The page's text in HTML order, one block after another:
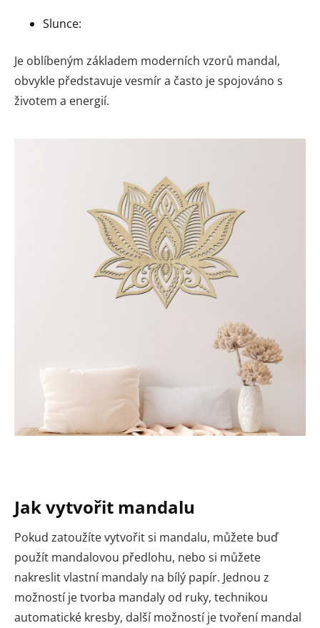
Slunce:
Je oblíbeným základem moderních vzorů mandal,
obvykle představuje vesmír a často je spojováno s
životem a energií.
Jak vytvořit mandalu
Pokud zatoužíte vytvořit si mandalu, můžete buď
použít mandalovou předlohu, nebo si můžete
nakreslit vlastní mandaly na bílý papír. Jednou z
možností je tvorba mandaly od ruky, technikou
automatické kresby, další možností je tvoření mandal